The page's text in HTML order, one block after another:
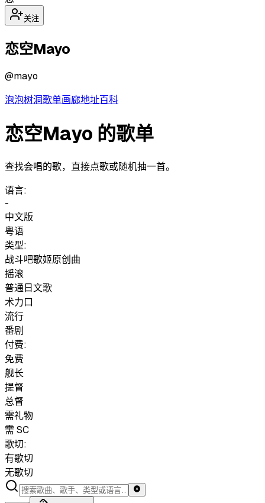
关注
恋空Mayo
@mayo
泡泡树洞歌单画廊地址百科
恋空Mayo 的歌单
查找会唱的歌，直接点歌或随机抽一首。
语言:
-
中文版
粤语
类型:
战斗吧歌姬原创曲
摇滚
普通日文歌
术力口
流行
番剧
付费:
免费
舰长
提督
总督
需礼物
需 SC
歌切:
有歌切
无歌切